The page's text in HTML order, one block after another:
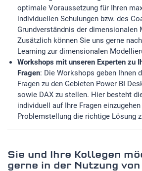
optimale Voraussetzung für Ihren
individuellen Schulungen bzw. des
Grundverständnis der dimensionalen
Zusätzlich können Sie uns gerne
Learning zur dimensionalen
Workshops mit unseren Experten zu
Fragen: Die Workshops geben Ihnen
Fragen zu den Gebieten Power BI
sowie DAX zu stellen. Hier besteht
individuell auf Ihre Fragen
Problemstellung die richtige Lösung
Sie und Ihre Kollegen
gerne in der Nutzung von